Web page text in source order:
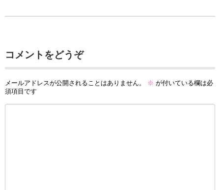
コメントをどうぞ
メールアドレスが公開されることはありません。 ※ が付いている欄は必
須項目です